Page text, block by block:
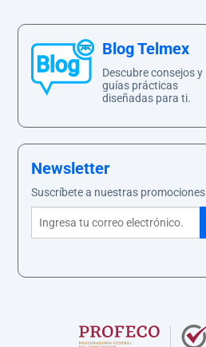
Blog Telmex
Descubre consejos y
guías prácticas
diseñadas para ti.
Newsletter
Suscríbete a nuestras promociones